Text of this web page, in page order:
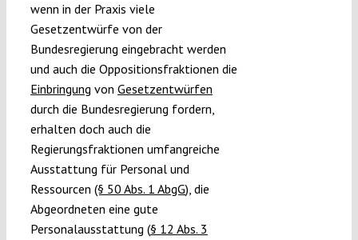
wenn in der Praxis viele
Gesetzentwürfe von der
Bundesregierung eingebracht werden
und auch die Oppositionsfraktionen die
Einbringung von Gesetzentwürfen
durch die Bundesregierung fordern,
erhalten doch auch die
Regierungsfraktionen umfangreiche
Ausstattung für Personal und
Ressourcen (§ 50 Abs. 1 AbgG), die
Abgeordneten eine gute
Personalausstattung (§ 12 Abs. 3